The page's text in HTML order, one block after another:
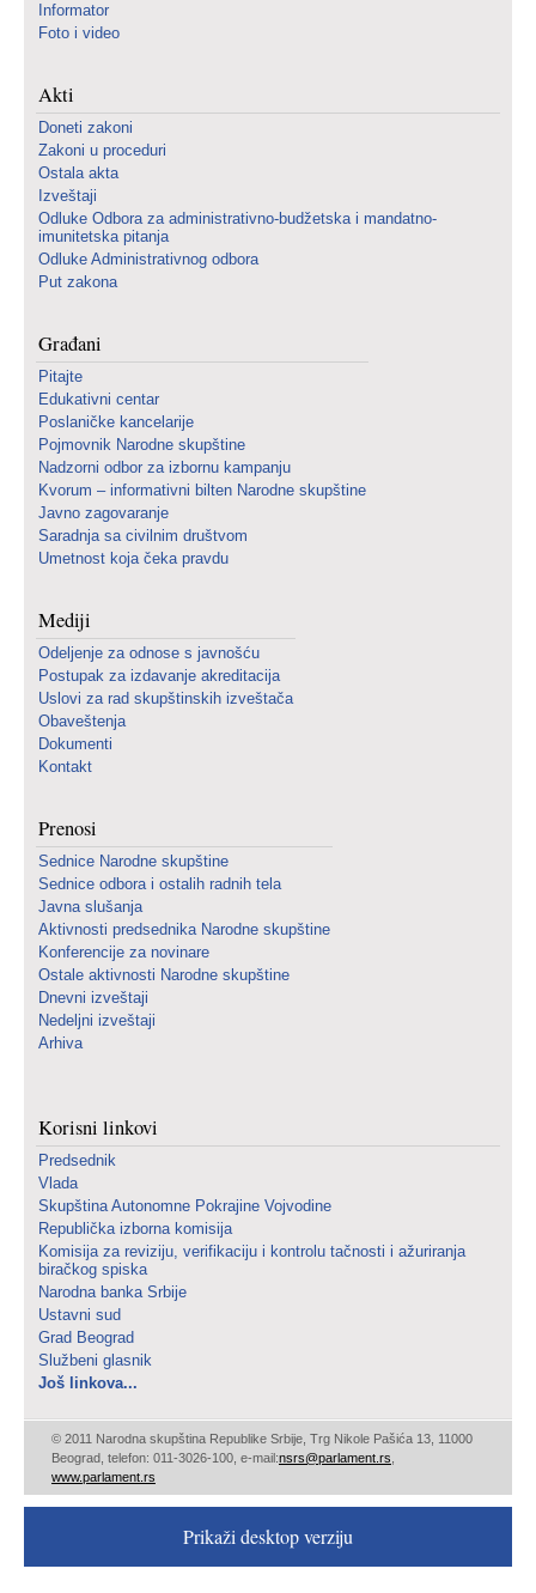
Informator
Foto i video
Akti
Doneti zakoni
Zakoni u proceduri
Ostala akta
Izveštaji
Odluke Odbora za administrativno-budžetska i mandatno-
imunitetska pitanja
Odluke Administrativnog odbora
Put zakona
Građani
Pitajte
Edukativni centar
Poslaničke kancelarije
Pojmovnik Narodne skupštine
Nadzorni odbor za izbornu kampanju
Kvorum – informativni bilten Narodne skupštine
Javno zagovaranje
Saradnja sa civilnim društvom
Umetnost koja čeka pravdu
Mediji
Odeljenje za odnose s javnošću
Postupak za izdavanje akreditacija
Uslovi za rad skupštinskih izveštača
Obaveštenja
Dokumenti
Kontakt
Prenosi
Sednice Narodne skupštine
Sednice odbora i ostalih radnih tela
Javna slušanja
Aktivnosti predsednika Narodne skupštine
Konferencije za novinare
Ostale aktivnosti Narodne skupštine
Dnevni izveštaji
Nedeljni izveštaji
Arhiva
Korisni linkovi
Predsednik
Vlada
Skupština Autonomne Pokrajine Vojvodine
Republička izborna komisija
Komisija za reviziju, verifikaciju i kontrolu tačnosti i ažuriranja
biračkog spiska
Narodna banka Srbije
Ustavni sud
Grad Beograd
Službeni glasnik
Još linkova...
© 2011 Narodna skupština Republike Srbije, Trg Nikole Pašića 13, 11000
Beograd, telefon: 011-3026-100, e-mail:nsrs@parlament.rs,
www.parlament.rs
Prikaži desktop verziju